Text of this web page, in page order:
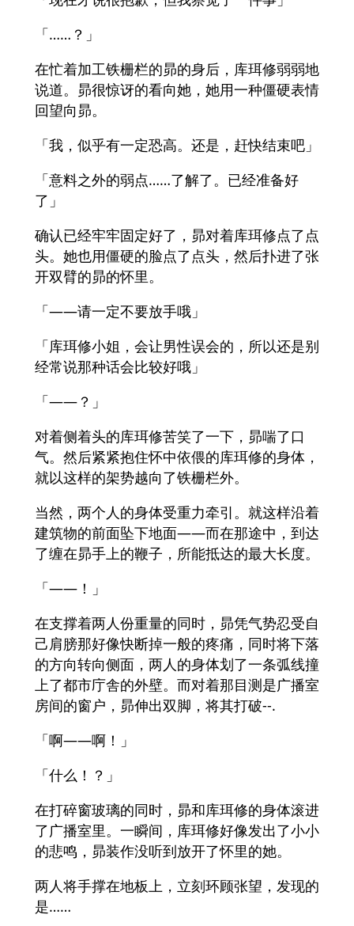
「……？」
在忙着加工铁栅栏的昴的身后，库珥修弱弱地
说道。昴很惊讶的看向她，她用一种僵硬表情
回望向昴。
「我，似乎有一定恐高。还是，赶快结束吧」
「意料之外的弱点……了解了。已经准备好
了」
确认已经牢牢固定好了，昴对着库珥修点了点
头。她也用僵硬的脸点了点头，然后扑进了张
开双臂的昴的怀里。
「――请一定不要放手哦」
「库珥修小姐，会让男性误会的，所以还是别
经常说那种话会比较好哦」
「――？」
对着侧着头的库珥修苦笑了一下，昴喘了口
气。然后紧紧抱住怀中依偎的库珥修的身体，
就以这样的架势越向了铁栅栏外。
当然，两个人的身体受重力牵引。就这样沿着
建筑物的前面坠下地面――而在那途中，到达
了缠在昴手上的鞭子，所能抵达的最大长度。
「――！」
在支撑着两人份重量的同时，昴凭气势忍受自
己肩膀那好像快断掉一般的疼痛，同时将下落
的方向转向侧面，两人的身体划了一条弧线撞
上了都市庁舎的外壁。而对着那目测是广播室
房间的窗户，昴伸出双脚，将其打破--.
「啊――啊！」
「什么！？」
在打碎窗玻璃的同时，昴和库珥修的身体滚进
了广播室里。一瞬间，库珥修好像发出了小小
的悲鸣，昴装作没听到放开了怀里的她。
两人将手撑在地板上，立刻环顾张望，发现的
是……